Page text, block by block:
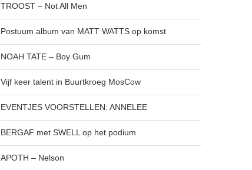
TROOST – Not All Men
Postuum album van MATT WATTS op komst
NOAH TATE – Boy Gum
Vijf keer talent in Buurtkroeg MosCow
EVENTJES VOORSTELLEN: ANNELEE
BERGAF met SWELL op het podium
APOTH – Nelson